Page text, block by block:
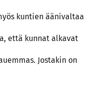
kun­tien ää­ni­val­taa
et­tä kun­nat al­ka­vat
Jos­ta­kin on